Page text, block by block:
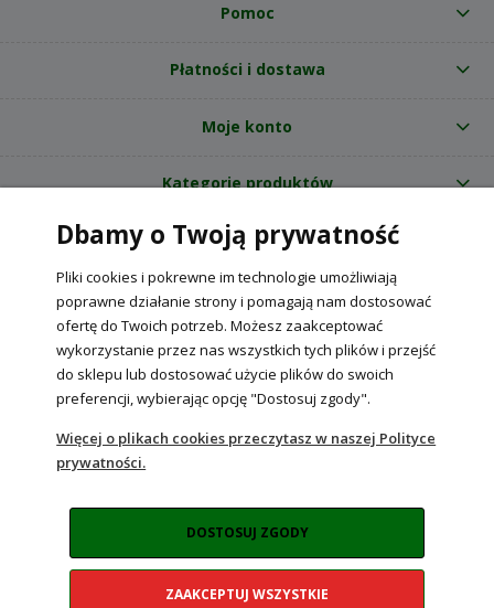
Pomoc
Płatności i dostawa
Moje konto
Kategorie produktów
O nas
Internetowy sklep ogrodniczy z nasionami RajOgrodnika.pl
NIP: 6090037061, REGON: 260240470 | Czarnca, ul. Tęczowa 31, 29-100
Włoszczowa
POKAŻ PEŁNĄ WERSJĘ STRONY
Sklep internetowy Shoper Premium
Dbamy o Twoją prywatność
Pliki cookies i pokrewne im technologie umożliwiają
poprawne działanie strony i pomagają nam dostosować
ofertę do Twoich potrzeb. Możesz zaakceptować
wykorzystanie przez nas wszystkich tych plików i przejść
do sklepu lub dostosować użycie plików do swoich
preferencji, wybierając opcję "Dostosuj zgody".
Więcej o plikach cookies przeczytasz w naszej Polityce
prywatności.
DOSTOSUJ ZGODY
ZAAKCEPTUJ WSZYSTKIE